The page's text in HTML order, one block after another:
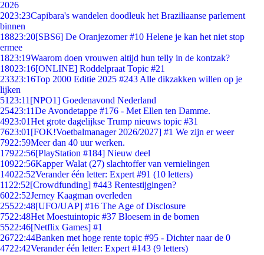
2026
2023:23Capibara's wandelen doodleuk het Braziliaanse parlement
binnen
18823:20[SBS6] De Oranjezomer #10 Helene je kan het niet stop
ermee
1823:19Waarom doen vrouwen altijd hun telly in de kontzak?
18023:16[ONLINE] Roddelpraat Topic #21
23323:16Top 2000 Editie 2025 #243 Alle dikzakken willen op je
lijken
51 23:11 [NPO1] Goedenavond Nederland
25423:11De Avondetappe #176 - Met Ellen ten Damme.
4923:01Het grote dagelijkse Trump nieuws topic #31
7623:01 [FOK!Voetbalmanager 2026/2027] #1 We zijn er weer
7922:59Meer dan 40 uur werken.
17922:56[PlayStation #184] Nieuw deel
10922:56Kapper Walat (27) slachtoffer van vernielingen
14022:52Verander één letter: Expert #91 (10 letters)
11 22:52[Crowdfunding] #443 Rentestijgingen?
6022:52Jerney Kaagman overleden
25522:48[UFO/UAP] #16 The Age of Disclosure
7522:48Het Moestuintopic #37 Bloesem in de bomen
5522:46[Netflix Games] #1
26722:44Banken met hoge rente topic #95 - Dichter naar de 0
4722:42Verander één letter: Expert #143 (9 letters)